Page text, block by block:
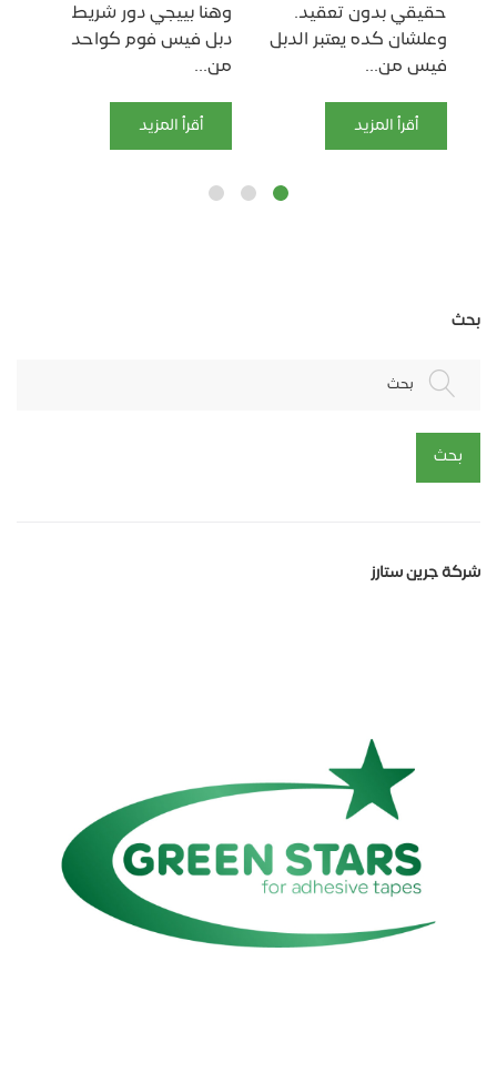
حقيقي بدون تعقيد.
وعلشان كده يعتبر الدبل
فيس من...
أقرأ المزيد
وهنا بييجي دور شريط
دبل فيس فوم كواحد
من...
أقرأ المزيد
بحث
بحث
بحث
شركة جرين ستارز